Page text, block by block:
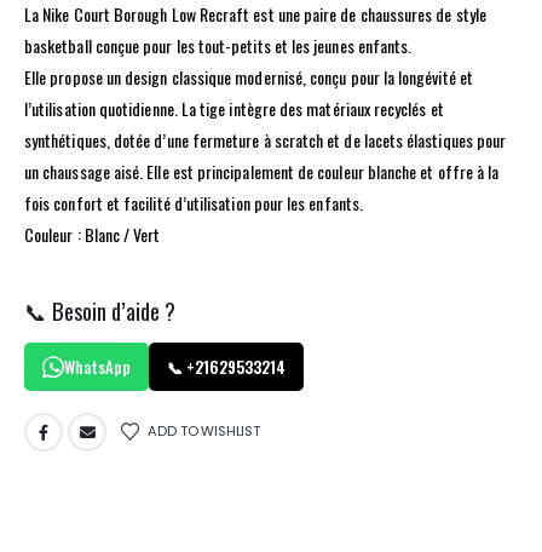
La Nike Court Borough Low Recraft est une paire de chaussures de style
basketball conçue pour les tout-petits et les jeunes enfants.
Elle propose un design classique modernisé, conçu pour la longévité et
l’utilisation quotidienne. La tige intègre des matériaux recyclés et
synthétiques, dotée d’une fermeture à scratch et de lacets élastiques pour
un chaussage aisé. Elle est principalement de couleur blanche et offre à la
fois confort et facilité d’utilisation pour les enfants.
Couleur : Blanc / Vert
📞 Besoin d’aide ?
WhatsApp 📞 +21629533214
ADD TO WISHLIST